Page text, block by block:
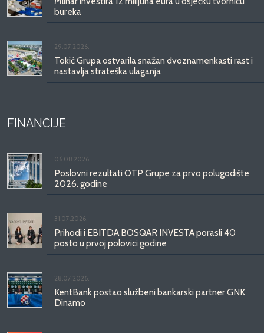
bureka
29.07.2026.
Tokić Grupa ostvarila snažan dvoznamenkasti rast i
nastavlja strateška ulaganja
FINANCIJE
06.08.2026.
Poslovni rezultati OTP Grupe za prvo polugodište
2026. godine
31.07.2026.
Prihodi i EBITDA BOSQAR INVESTA porasli 40
posto u prvoj polovici godine
28.07.2026.
KentBank postao službeni bankarski partner GNK
Dinamo